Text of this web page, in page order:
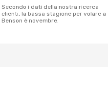
Secondo i dati della nostra ricerca
clienti, la bassa stagione per volare a
Benson è novembre.